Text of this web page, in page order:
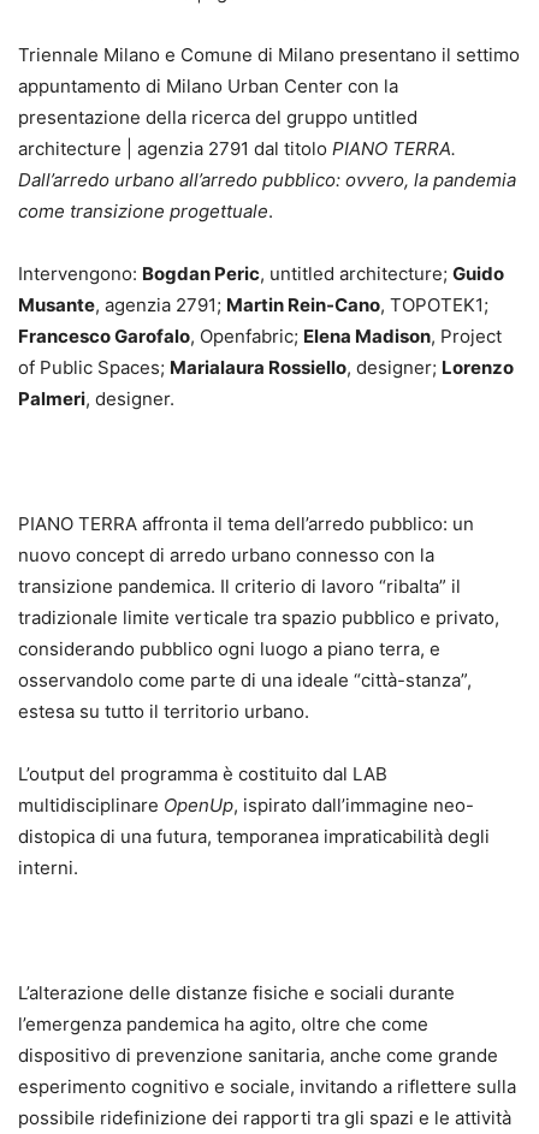
Triennale Milano e Comune di Milano presentano il settimo
appuntamento di Milano Urban Center con la
presentazione della ricerca del gruppo untitled
architecture | agenzia 2791 dal titolo PIANO TERRA.
Dall’arredo urbano all’arredo pubblico: ovvero, la pandemia
come transizione progettuale.
Intervengono: Bogdan Peric, untitled architecture; Guido
Musante, agenzia 2791; Martin Rein-Cano, TOPOTEK1;
Francesco Garofalo, Openfabric; Elena Madison, Project
of Public Spaces; Marialaura Rossiello, designer; Lorenzo
Palmeri, designer.
PIANO TERRA affronta il tema dell’arredo pubblico: un
nuovo concept di arredo urbano connesso con la
transizione pandemica. Il criterio di lavoro “ribalta” il
tradizionale limite verticale tra spazio pubblico e privato,
considerando pubblico ogni luogo a piano terra, e
osservandolo come parte di una ideale “città-stanza”,
estesa su tutto il territorio urbano.
L’output del programma è costituito dal LAB
multidisciplinare OpenUp, ispirato dall’immagine neo-
distopica di una futura, temporanea impraticabilità degli
interni.
L’alterazione delle distanze fisiche e sociali durante
l’emergenza pandemica ha agito, oltre che come
dispositivo di prevenzione sanitaria, anche come grande
esperimento cognitivo e sociale, invitando a riflettere sulla
possibile ridefinizione dei rapporti tra gli spazi e le attività